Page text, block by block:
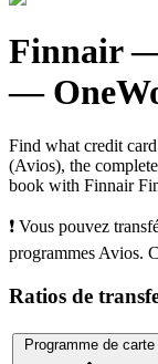
Finnair
—
Find what credit
(Avios), the
book with Finnair
❗ Vous pouvez
programmes Avios.
Ratios de
Programme de carte